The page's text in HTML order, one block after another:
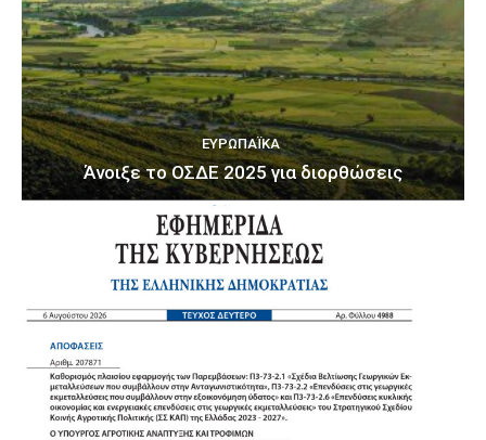
ΕΥΡΩΠΑΪΚΆ
Άνοιξε το ΟΣΔΕ 2025 για διορθώσεις